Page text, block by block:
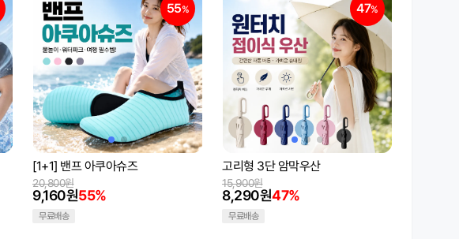
55%
[1+1] 밴프 아쿠아슈즈
9,160원55%
20,800원
무료배송
47%
고리형 3단 암막우산
8,290원47%
15,900원
무료배송